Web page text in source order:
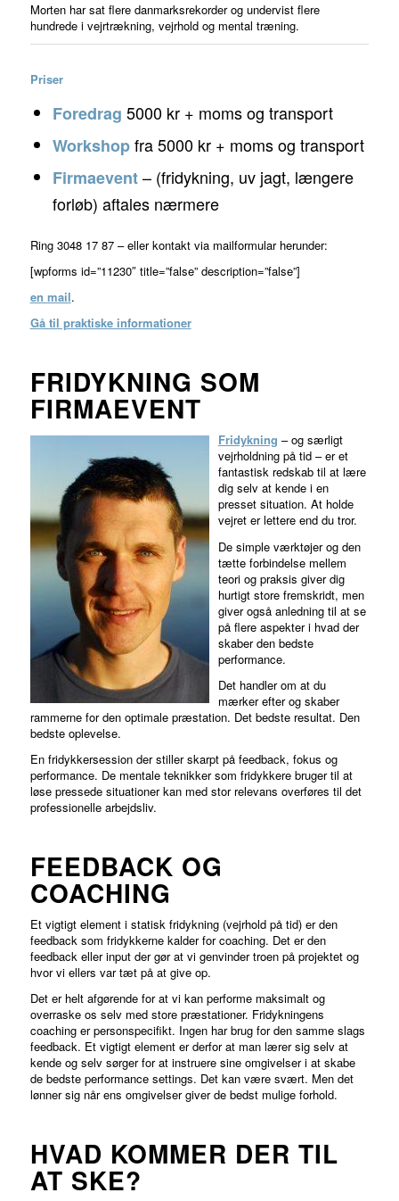
Morten har sat flere danmarksrekorder og undervist flere
hundrede i vejrtrækning, vejrhold og mental træning.
Priser
Foredrag 5000 kr + moms og transport
Workshopfra 5000 kr + moms og transport
Firmaevent– (fridykning, uv jagt, længere
forløb) aftales nærmere
Ring 3048 17 87 – eller kontakt via mailformular herunder:
[wpforms id=”11230″ title=”false” description=”false”]
en mail.
Gå til praktiske informationer
FRIDYKNING SOM
FIRMAEVENT
Fridykning – og særligt
vejrholdning på tid – er et
fantastisk redskab til at lære
dig selv at kende i en
presset situation. At holde
vejret er lettere end du tror.
De simple værktøjer og den
tætte forbindelse mellem
teori og praksis giver dig
hurtigt store fremskridt, men
giver også anledning til at se
på flere aspekter i hvad der
skaber den bedste
performance.
Det handler om at du
mærker efter og skaber
rammerne for den optimale præstation. Det bedste resultat. Den
bedste oplevelse.
En fridykkersession der stiller skarpt på feedback, fokus og
performance. De mentale teknikker som fridykkere bruger til at
løse pressede situationer kan med stor relevans overføres til det
professionelle arbejdsliv.
FEEDBACK OG
COACHING
Et vigtigt element i statisk fridykning (vejrhold på tid) er den
feedback som fridykkerne kalder for coaching. Det er den
feedback eller input der gør at vi genvinder troen på projektet og
hvor vi ellers var tæt på at give op.
Det er helt afgørende for at vi kan performe maksimalt og
overraske os selv med store præstationer. Fridykningens
coaching er personspecifikt. Ingen har brug for den samme slags
feedback. Et vigtigt element er derfor at man lærer sig selv at
kende og selv sørger for at instruere sine omgivelser i at skabe
de bedste performance settings. Det kan være svært. Men det
lønner sig når ens omgivelser giver de bedst mulige forhold.
HVAD KOMMER DER TIL
AT SKE?